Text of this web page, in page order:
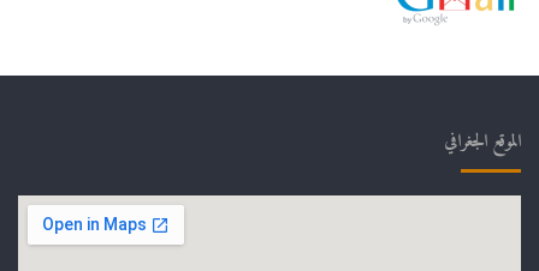
الموقع الجغرافي